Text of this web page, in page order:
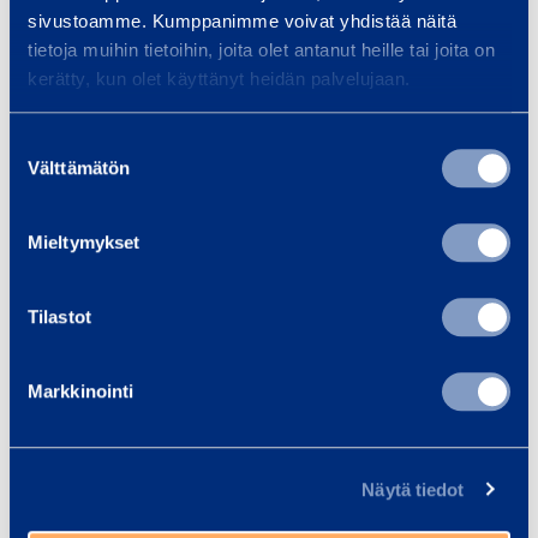
sivustoamme. Kumppanimme voivat yhdistää näitä
tietoja muihin tietoihin, joita olet antanut heille tai joita on
kerätty, kun olet käyttänyt heidän palvelujaan.
valinta
Välttämätön
Mieltymykset
Tilastot
Markkinointi
Näytä tiedot
Temotek Oy – Puolivälinkankaan
monitoimitalo, Oulu
Temotekin Puolivälikankaan
lämmitys-, putoamissuojaus-,
UUTINEN